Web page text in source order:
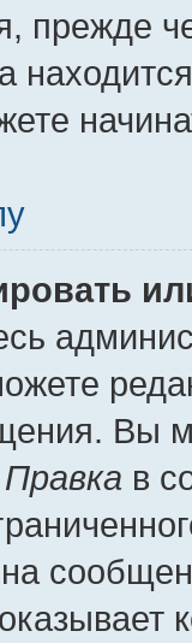
прежде
Вы
Правка в
на